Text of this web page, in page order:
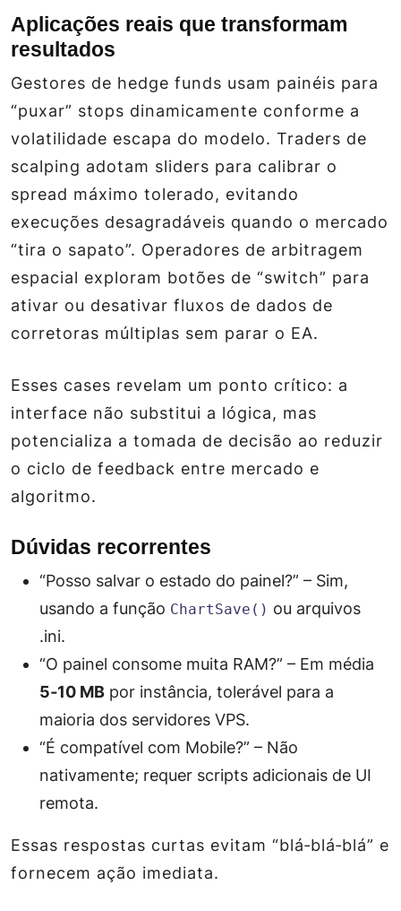
Aplicações reais que transformam
resultados
Gestores de hedge funds usam painéis para
“puxar” stops dinamicamente conforme a
volatilidade escapa do modelo. Traders de
scalping adotam sliders para calibrar o
spread máximo tolerado, evitando
execuções desagradáveis quando o mercado
“tira o sapato”. Operadores de arbitragem
espacial exploram botões de “switch” para
ativar ou desativar fluxos de dados de
corretoras múltiplas sem parar o EA.
Esses cases revelam um ponto crítico: a
interface não substitui a lógica, mas
potencializa a tomada de decisão ao reduzir
o ciclo de feedback entre mercado e
algoritmo.
Dúvidas recorrentes
“Posso salvar o estado do painel?” – Sim,
usando a função ChartSave() ou arquivos
.ini.
“O painel consome muita RAM?” – Em média
5‑10 MB por instância, tolerável para a
maioria dos servidores VPS.
“É compatível com Mobile?” – Não
nativamente; requer scripts adicionais de UI
remota.
Essas respostas curtas evitam “blá‑blá‑blá” e
fornecem ação imediata.